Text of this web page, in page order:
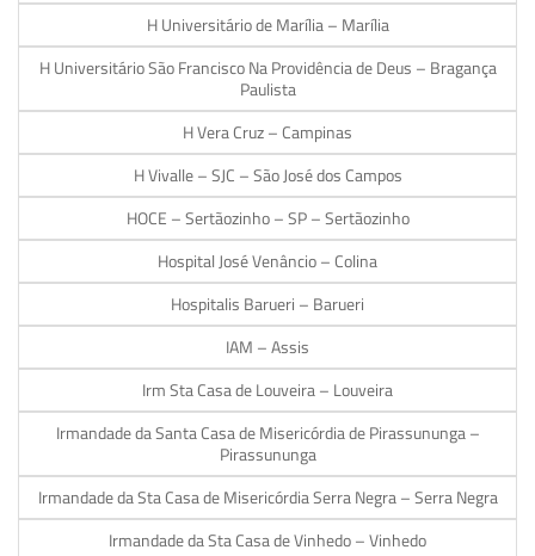
H Universitário de Marília – Marília
H Universitário São Francisco Na Providência de Deus – Bragança
Paulista
H Vera Cruz – Campinas
H Vivalle – SJC – São José dos Campos
HOCE – Sertãozinho – SP – Sertãozinho
Hospital José Venâncio – Colina
Hospitalis Barueri – Barueri
IAM – Assis
Irm Sta Casa de Louveira – Louveira
Irmandade da Santa Casa de Misericórdia de Pirassununga –
Pirassununga
Irmandade da Sta Casa de Misericórdia Serra Negra – Serra Negra
Irmandade da Sta Casa de Vinhedo – Vinhedo